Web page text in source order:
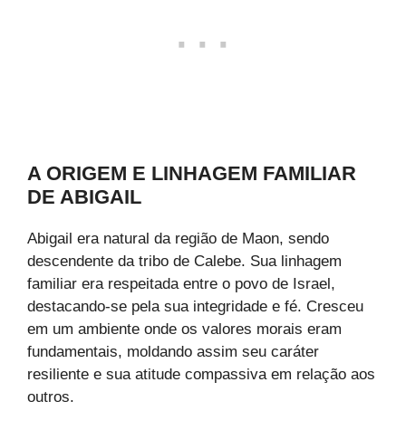
A ORIGEM E LINHAGEM FAMILIAR
DE ABIGAIL
Abigail era natural da região de Maon, sendo
descendente da tribo de Calebe. Sua linhagem
familiar era respeitada entre o povo de Israel,
destacando-se pela sua integridade e fé. Cresceu
em um ambiente onde os valores morais eram
fundamentais, moldando assim seu caráter
resiliente e sua atitude compassiva em relação aos
outros.